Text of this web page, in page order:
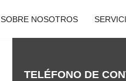
SOBRE NOSOTROS
TELÉFONO DE